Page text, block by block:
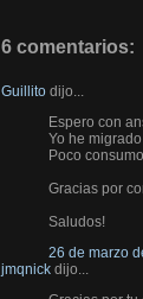
6 comentarios:
Guillito dijo...
Espero con
Yo he
Poco
Gracias por
Saludos!
26 de marzo
jmqnick dijo...